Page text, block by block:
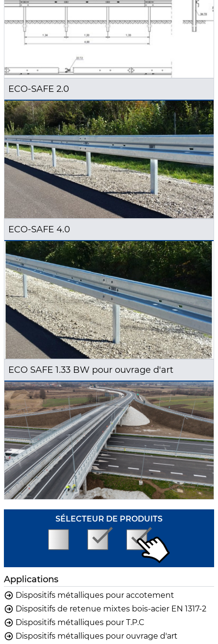
ECO-SAFE 2.0
ECO-SAFE 4.0
ECO SAFE 1.33 BW pour ouvrage d'art
SÉLECTEUR DE PRODUITS
Applications
Dispositifs métalliques pour accotement
Dispositifs de retenue mixtes bois-acier EN 1317-2
Dispositifs métalliques pour T.P.C
Dispositifs métalliques pour ouvrage d'art